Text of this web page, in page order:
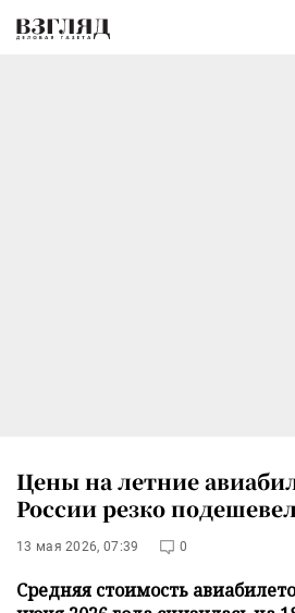
Цены на летние
России резко
13 мая 2026, 07:39 0
Средняя стоимость